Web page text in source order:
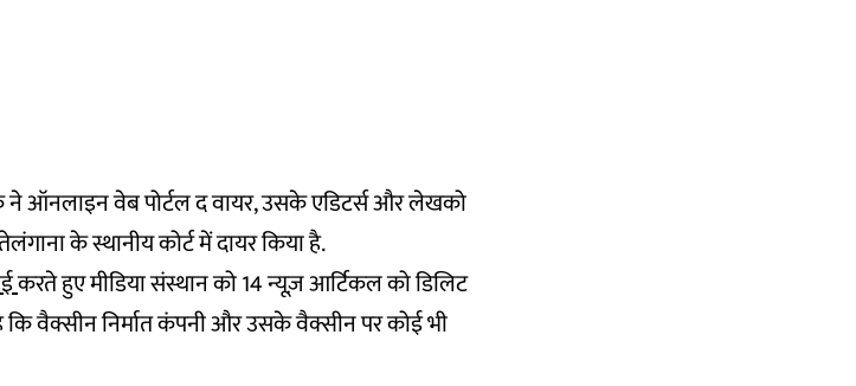
ने ऑनलाइन वेब पोर्टल द वायर, उसके एडिटर्स और लेखको
के स्थानीय कोर्ट में दायर किया है.
करते हुए मीडिया संस्थान को 14 न्यूज़ आर्टिकल को डिलिट
वैक्सीन निर्मात कंपनी और उसके वैक्सीन पर कोई भी